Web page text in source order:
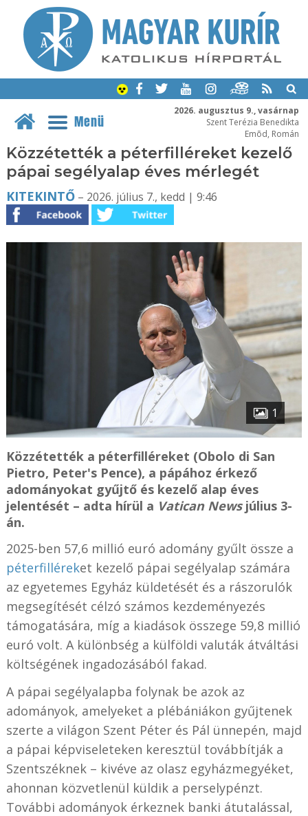
2026. augusztus 9., vasárnap
Szent Terézia Benedikta
Emõd, Román
Menü
Közzétették a péterfilléreket kezelő
pápai segélyalap éves mérlegét
KITEKINTŐ– 2026. július 7., kedd | 9:46
1
Közzétették a péterfilléreket (Obolo di San
Pietro, Peter's Pence), a pápához érkező
adományokat gyűjtő és kezelő alap éves
jelentését – adta hírül a Vatican Newsjúlius 3-
án.
2025-ben 57,6 millió euró adomány gyűlt össze a
péterfilléreket kezelő pápai segélyalap számára
az egyetemes Egyház küldetését és a rászorulók
megsegítését célzó számos kezdeményezés
támogatására, míg a kiadások összege 59,8 millió
euró volt. A különbség a külföldi valuták átváltási
költségének ingadozásából fakad.
A pápai segélyalapba folynak be azok az
adományok, amelyeket a plébániákon gyűjtenek
szerte a világon Szent Péter és Pál ünnepén, majd
a pápai képviseleteken keresztül továbbítják a
Szentszéknek – kivéve az olasz egyházmegyéket,
ahonnan közvetlenül küldik a perselypénzt.
További adományok érkeznek banki átutalással,